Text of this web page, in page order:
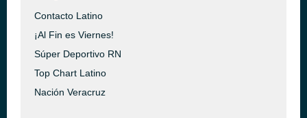
Contacto Latino
¡Al Fin es Viernes!
Súper Deportivo RN
Top Chart Latino
Nación Veracruz